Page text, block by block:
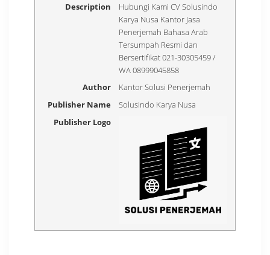
Description
Hubungi Kami CV Solusindo
Karya Nusa Kantor Jasa
Penerjemah Bahasa Arab
Tersumpah Resmi dan
Bersertifikat 021-30305459 /
WA 08999045858
Author
Kantor Solusi Penerjemah
Publisher Name
Solusindo Karya Nusa
Publisher Logo